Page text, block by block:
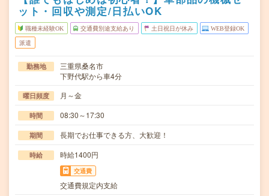
ット・回収や測定/日払いOK
職種未経験OK 交通費別途支給あり 土日祝日が休み WEB登録OK
派遣
勤務地
三重県桑名市
下野代駅から車4分
曜日頻度 月～金
時間 08:30～17:30
期間 長期でお仕事できる方、大歓迎！
時給 時給1400円
交通費
交通費規定内支給